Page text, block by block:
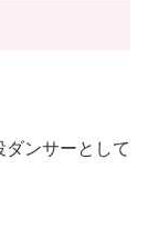
ンサーとして